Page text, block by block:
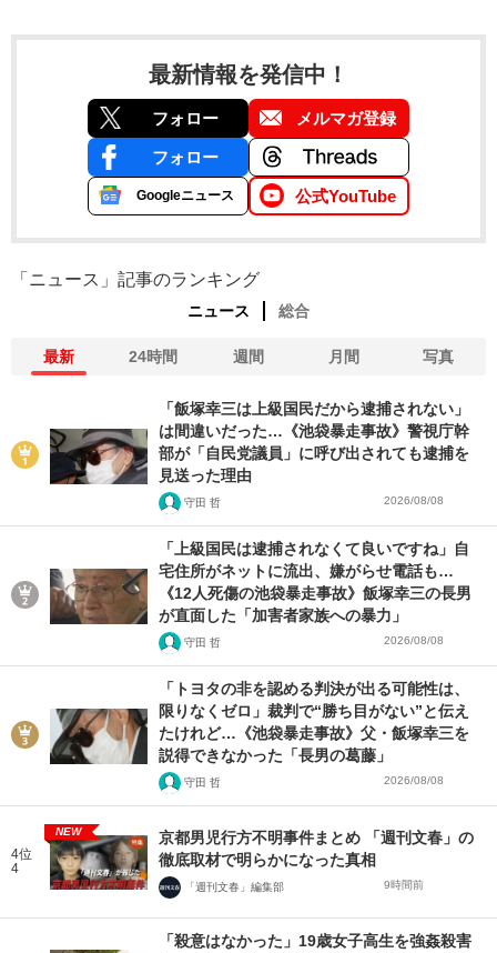
最新情報を発信中！
フォロー メルマガ登録
フォロー
Googleニュース 公式YouTube
「ニュース」記事のランキング
ニュース 総合
最新 24時間 週間 月間 写真
「飯塚幸三は上級国民だから逮捕されない」
は間違いだった…《池袋暴走事故》警視庁幹
部が「自民党議員」に呼び出されても逮捕を
見送った理由
守田 哲 2026/08/08
「上級国民は逮捕されなくて良いですね」自
宅住所がネットに流出、嫌がらせ電話も…
《12人死傷の池袋暴走事故》飯塚幸三の長男
が直面した「加害者家族への暴力」
守田 哲 2026/08/08
「トヨタの非を認める判決が出る可能性は、
限りなくゼロ」裁判で“勝ち目がない”と伝え
たけれど…《池袋暴走事故》父・飯塚幸三を
説得できなかった「長男の葛藤」
守田 哲 2026/08/08
4位
4
NEW
京都男児行方不明事件まとめ 「週刊文春」の
徹底取材で明らかになった真相
「週刊文春」編集部 9時間前
「殺意はなかった」19歳女子高生を強姦殺害